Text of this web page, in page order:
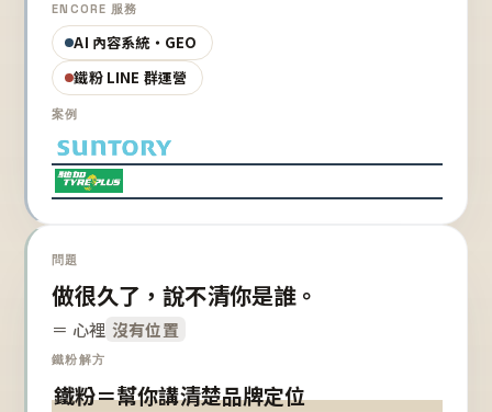
ENCORE 服務
AI 內容系統・GEO
鐵粉 LINE 群運營
案例
問題
做很久了，說不清你是誰。
＝ 心裡 沒有位置
鐵粉解方
鐵粉＝幫你講清楚品牌定位